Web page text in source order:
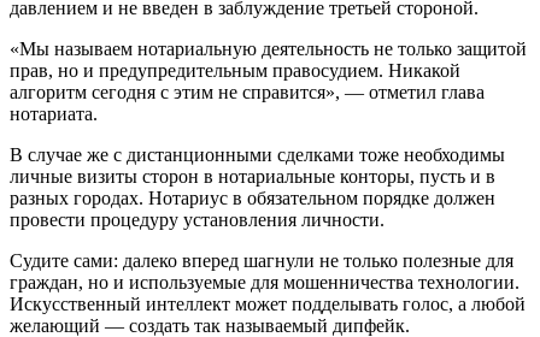
давлением и не введен в заблуждение третьей стороной.
«Мы называем нотариальную деятельность не только защитой
прав, но и предупредительным правосудием. Никакой
алгоритм сегодня с этим не справится», — отметил глава
нотариата.
В случае же с дистанционными сделками тоже необходимы
личные визиты сторон в нотариальные конторы, пусть и в
разных городах. Нотариус в обязательном порядке должен
провести процедуру установления личности.
Судите сами: далеко вперед шагнули не только полезные для
граждан, но и используемые для мошенничества технологии.
Искусственный интеллект может подделывать голос, а любой
желающий — создать так называемый дипфейк.